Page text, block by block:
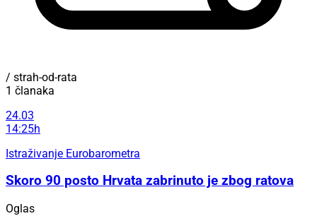
/ strah-od-rata
1 članaka
24.03
14:25h
Istraživanje Eurobarometra
Skoro 90 posto Hrvata zabrinuto je zbog ratova
Oglas